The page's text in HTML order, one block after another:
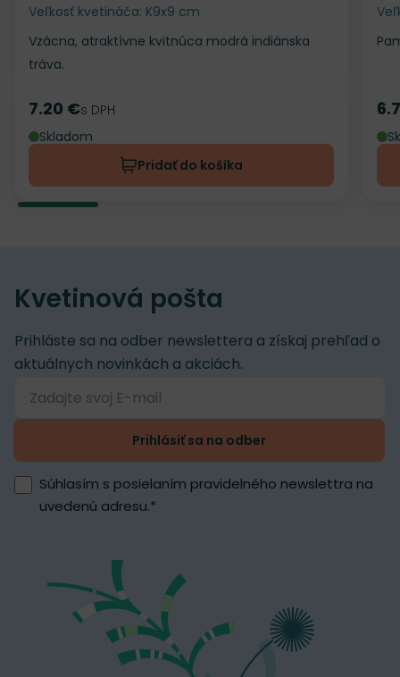
Veľkosť kvetináča: K9x9 cm
Vzácna, atraktívne kvitnúca modrá indiánska
tráva.
Cena
7.20 €s DPH
Skladom
Pridať do košíka
Kvetinová pošta
Prihláste sa na odber newslettera a získaj prehľad o
aktuálnych novinkách a akciách.
Prihlásiť sa na odber
Súhlasím s posielaním pravidelného newslettra na
uvedenú adresu.*